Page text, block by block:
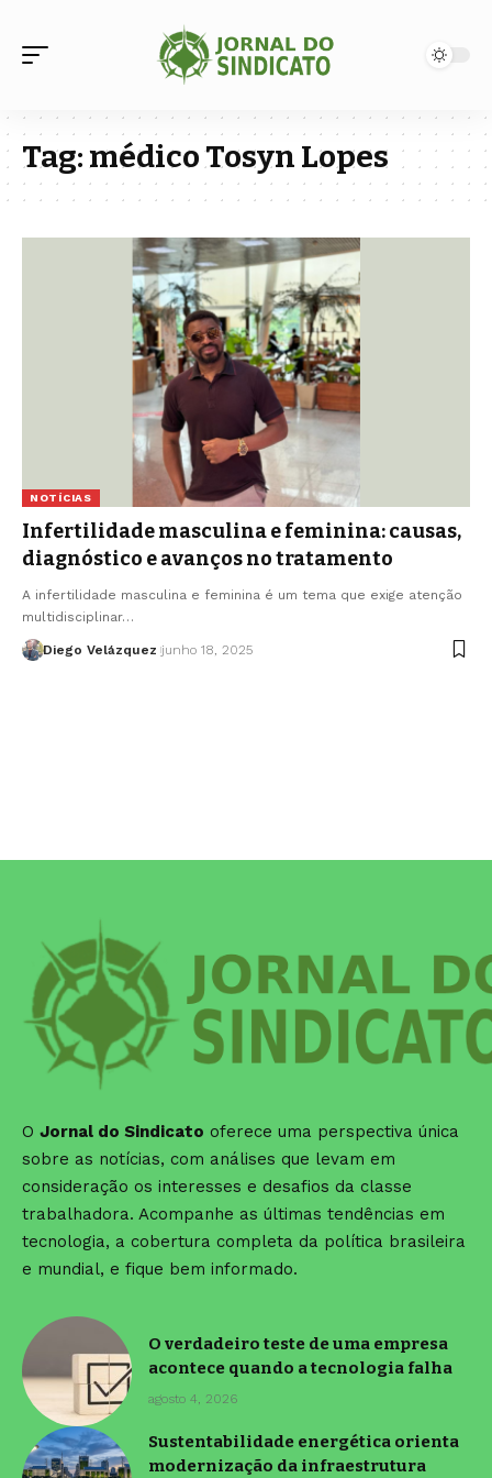
Tag:médico Tosyn Lopes
NOTÍCIAS
Infertilidade masculina e feminina: causas,
diagnóstico e avanços no tratamento
A infertilidade masculina e feminina é um tema que exige atenção
multidisciplinar…
Diego Velázquez junho 18, 2025
O Jornal do Sindicato oferece uma perspectiva única
sobre as notícias, com análises que levam em
consideração os interesses e desafios da classe
trabalhadora. Acompanhe as últimas tendências em
tecnologia, a cobertura completa da política brasileira
e mundial, e fique bem informado.
O verdadeiro teste de uma empresa
acontece quando a tecnologia falha
agosto 4, 2026
Sustentabilidade energética orienta
modernização da infraestrutura